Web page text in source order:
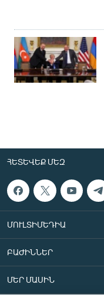
ՀԵՏԵՎԵՔ ՄԵԶ
ՄՈՒԼՏԻՄԵԴԻԱ
ԲԱԺԻՆՆԵՐ
ՄԵՐ ՄԱՍԻՆ